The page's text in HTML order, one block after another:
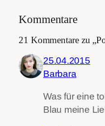
Kommentare
21 Kommentare zu
25.04.2015
Barbara
Was für eine
Blau meine